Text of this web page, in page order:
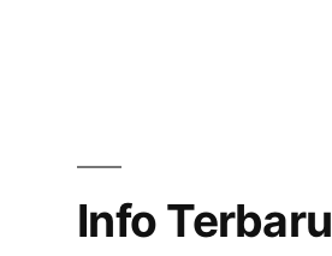
Info Terbaru